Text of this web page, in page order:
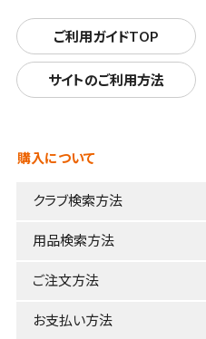
ご利用ガイドTOP
サイトのご利用方法
購入について
クラブ検索方法
用品検索方法
ご注文方法
お支払い方法